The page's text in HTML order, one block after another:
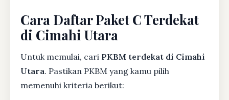
Cara Daftar Paket C Terdekat
di Cimahi Utara
Untuk memulai, cari PKBM terdekat di Cimahi
Utara. Pastikan PKBM yang kamu pilih
memenuhi kriteria berikut: